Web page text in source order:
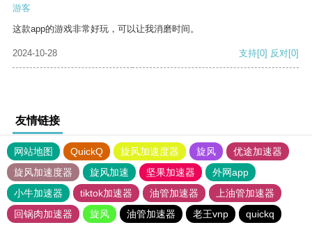
游客
这款app的游戏非常好玩，可以让我消磨时间。
2024-10-28 支持[0] 反对[0]
友情链接
网站地图 QuickQ 旋风加速度器 旋风
优途加速器
旋风加速度器
旋风加速 坚果加速器
外网app
小牛加速器
tiktok加速器 油管加速器
上油管加速器
回锅肉加速器
旋风 油管加速器 老王vnp quickq